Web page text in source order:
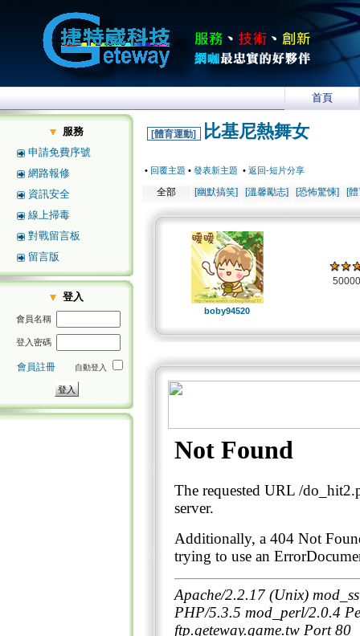
首頁
服務
申請免費序號
網路報修
資訊安全
線上掃毒
對戰留言板
留言版
登入
會員名稱
登入密碼
會員註冊 自動登入
[體育運動] 比基尼熱舞女
• 回覆主題 • 發表新主題 • 返回-短片分享
全部 [幽默搞笑] [溫馨勵志] [恐怖驚悚] [
boby94520